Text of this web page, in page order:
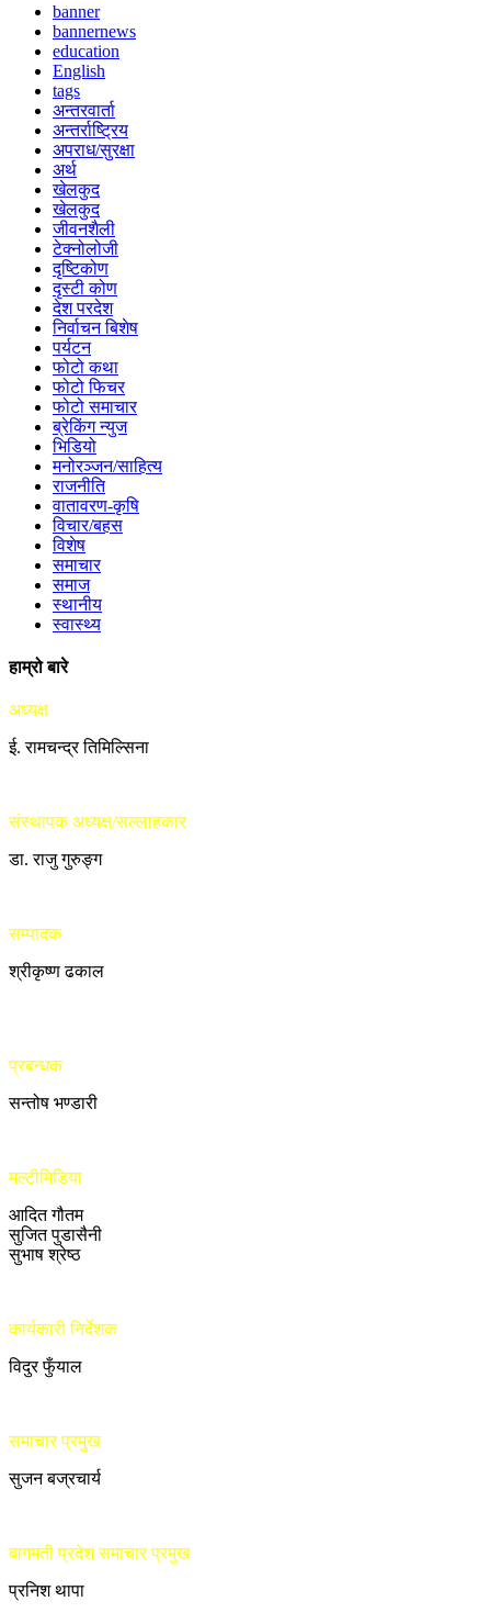
banner
bannernews
education
English
tags
अन्तरवार्ता
अन्तर्राष्ट्रिय
अपराध/सुरक्षा
अर्थ
खेलकुद
खेलकुद
जीवनशैली
टेक्नोलोजी
दृष्टिकोण
दृस्टी कोण
देश परदेश
निर्वाचन बिशेष
पर्यटन
फोटो कथा
फोटो फिचर
फोटो समाचार
ब्रेकिंग न्युज
भिडियो
मनोरञ्जन/साहित्य
राजनीति
वातावरण-कृषि
विचार/बहस
विशेष
समाचार
समाज
स्थानीय
स्वास्थ्य
हाम्रो बारे
अध्यक्ष
ई. रामचन्द्र तिमिल्सिना
संस्थापक अध्यक्ष/सल्लाहकार
डा. राजु गुरुङ्ग
सम्पादक
श्रीकृष्ण ढकाल
प्रबन्धक
सन्तोष भण्डारी
मल्टीमिडिया
आदित गौतम
सुजित पुडासैनी
सुभाष श्रेष्ठ
कार्यकारी निर्देशक
विदुर फुँयाल
समाचार प्रमुख
सुजन बज्रचार्य
बागमती प्रदेश समाचार प्रमुख
प्रनिश थापा